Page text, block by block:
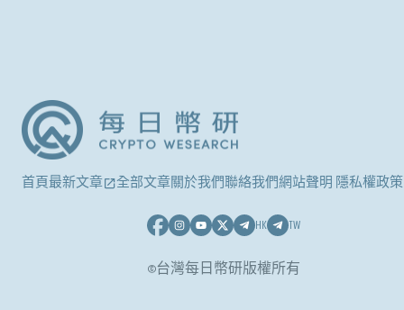
首頁最新文章 全部文章關於我們聯絡我們網站聲明 隱私權政策
HK TW
©台灣每日幣研版權所有